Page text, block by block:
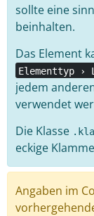
sollte eine
beinhalten.
Das Element
Elementtyp ›
jedem
verwendet
Die Klasse
eckige
Angaben im